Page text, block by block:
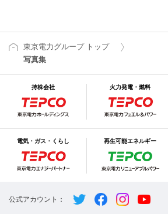
東京電力グループ トップ
写真集
持株会社 火力発電・燃料
電気・ガス・くらし 再生可能エネルギー
公式アカウント：